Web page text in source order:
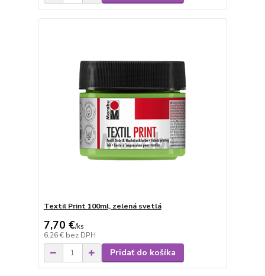
Textil Print 100ml, zelená svetlá
7,70 €/ks
6,26 € bez DPH
Pridať do košíka